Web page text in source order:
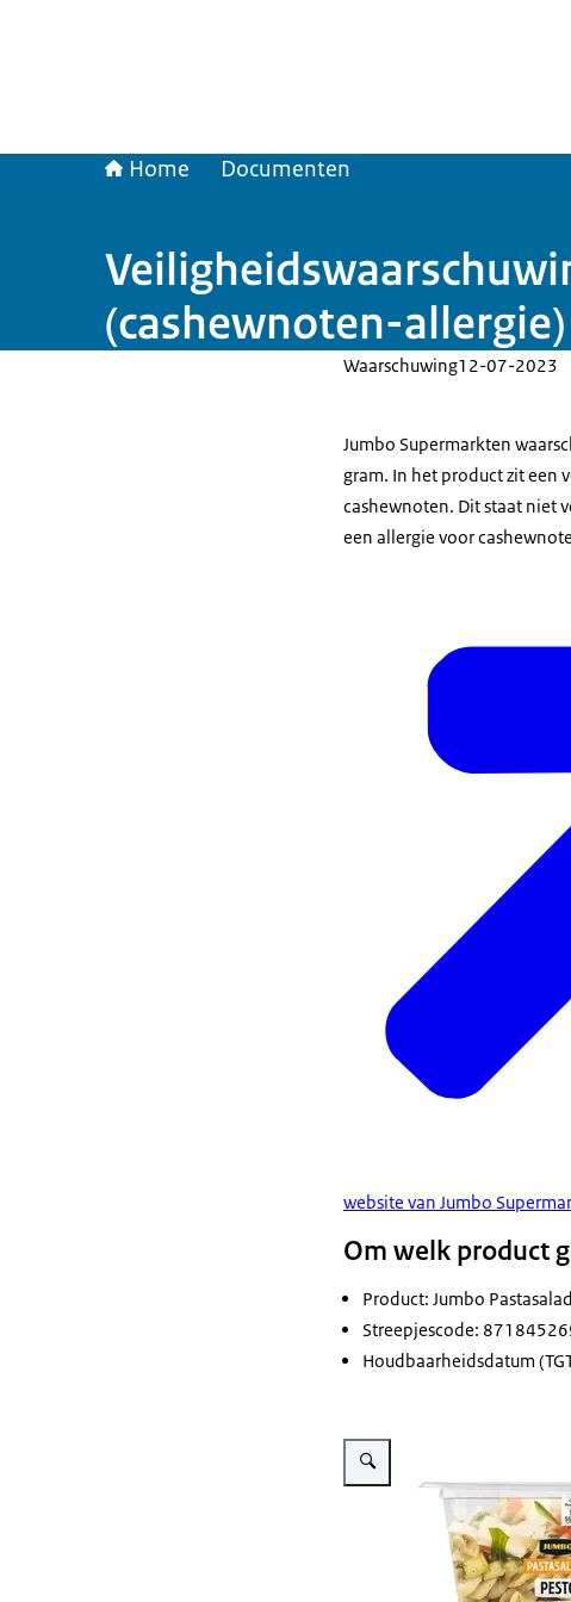
Home Documenten
(cashewnoten-allergie)
Waarschuwing12-07-2023
Jumbo Supermarkten
gram. In het product zit een
cashewnoten. Dit staat niet
een allergie voor
website van Jumbo
Om welk product
Product: Jumbo
Streepjescode:
Houdbaarheidsdatum
Vergroot afbeelding Pastasalade